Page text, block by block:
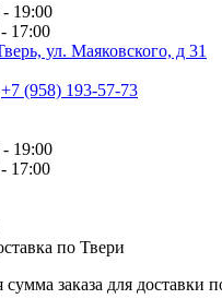
19:00
17:00
ул. Маяковского, д 31
+7 (958) 193-57-73
19:00
17:00
по Твери
заказа для доставки